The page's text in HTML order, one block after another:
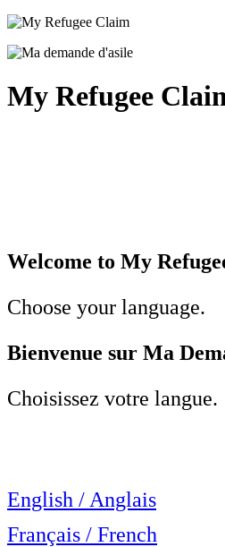
Skip
content
My Refugee
Welcome to My
Choose your language.
Bienvenue sur Ma
Choisissez votre langue.
English / Anglais
Français / French